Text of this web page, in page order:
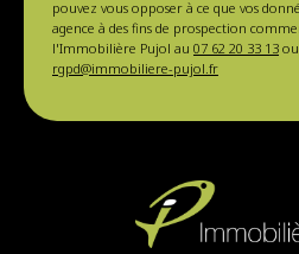
pouvez vous opposer à ce que vos
agence à des fins de prospection
l'Immobilière Pujol au 07 62 20 33 13
rgpd@immobiliere-pujol.fr